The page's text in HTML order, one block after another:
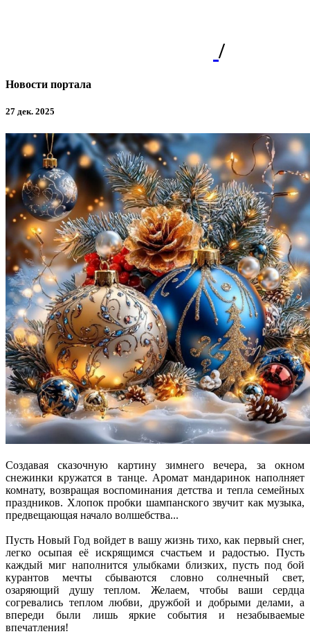
/
Новости портала
27 дек. 2025
Создавая сказочную картину зимнего вечера, за окном
снежинки кружатся в танце. Аромат мандаринок наполняет
комнату, возвращая воспоминания детства и тепла семейных
праздников. Хлопок пробки шампанского звучит как музыка,
предвещающая начало волшебства...
Пусть Новый Год войдет в вашу жизнь тихо, как первый снег,
легко осыпая её искрящимся счастьем и радостью. Пусть
каждый миг наполнится улыбками близких, пусть под бой
курантов мечты сбываются словно солнечный свет,
озаряющий душу теплом. Желаем, чтобы ваши сердца
согревались теплом любви, дружбой и добрыми делами, а
впереди были лишь яркие события и незабываемые
впечатления!